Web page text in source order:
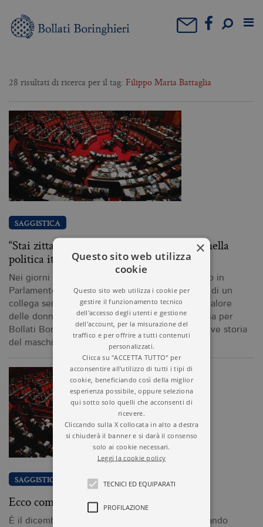
28 risultati di ricerca per il tag: Filippo Maria Battaglia
SAGGISTICA
“Stai zitta e va’ in cucina”: il maschilismo nella
politica italiana
Nei giorni in cui si discute del gesto osceni visto in
Parlamento, indirizzatoa una senatrice da parte di un
collega senatore e ci si interroga sul ruolo e il valore
delle donne nella politica italiana, esce in libreria per
Bollati Boringhieri Stai zitta e va’ in cucina. Breve storia
del maschilismo in politica…
SAGGISTICA
Ecco com’è nata la “casta” in Italia
È il dicembre 1944, la guerra sta ancora devastando
×
Questo sito web utilizza
cookie
Questo sito web utilizza i cookie per
gestire il funzionamento tecnico
dell'accesso degli utenti e gestione
dell'account, per la misurazione del
traffico e per offrire a tutti contenuti
personalizzati.
Clicca su "ACCETTA TUTTO" per
acconsentire all'utilizzo di tutti i tipi di
cookie, beneficiando così della miglior
esperienza possibile, oppure seleziona
qui sotto solo quelli che acconsenti di
ricevere.
Cliccando sulla X collocata in alto a destra
si chiuderà il banner e si darà il consenso
solo ai cookie necessari.
Leggi la cookie policy
TECNICI ED EQUIPARATI
PROFILAZIONE